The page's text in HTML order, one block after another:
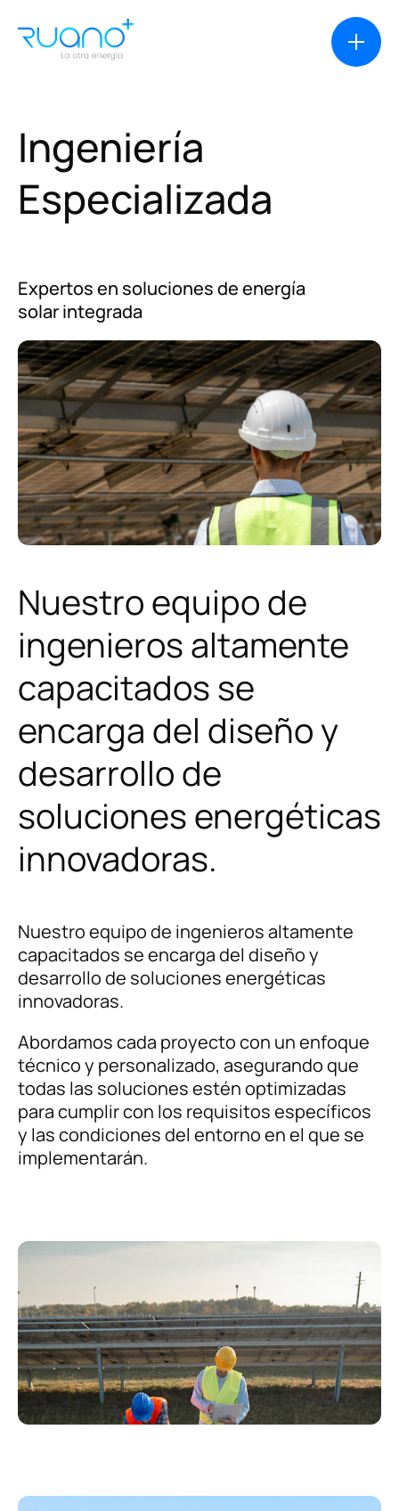
Soluciones
Productos
Financiación
Sobre nosotros
Noticias
Principios y Valores
corporativos
Política de Calidad
Instalaciones y equipamiento
Contacto
Ingeniería
Especializada
Expertos en soluciones de energía
solar integrada
Nuestro equipo de
ingenieros altamente
capacitados se
encarga del diseño y
desarrollo de
soluciones energéticas
innovadoras.
Nuestro equipo de ingenieros altamente
capacitados se encarga del diseño y
desarrollo de soluciones energéticas
innovadoras.
Abordamos cada proyecto con un enfoque
técnico y personalizado, asegurando que
todas las soluciones estén optimizadas
para cumplir con los requisitos específicos
y las condiciones del entorno en el que se
implementarán.